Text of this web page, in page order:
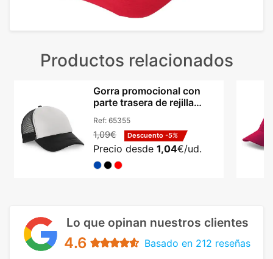
Productos relacionados
Gorra promocional con
parte trasera de rejilla
Ref: 65355
1,09€ Descuento -5%
Precio desde 1,04€/ud.
Lo que opinan nuestros clientes
4.6 Basado en 212 reseñas